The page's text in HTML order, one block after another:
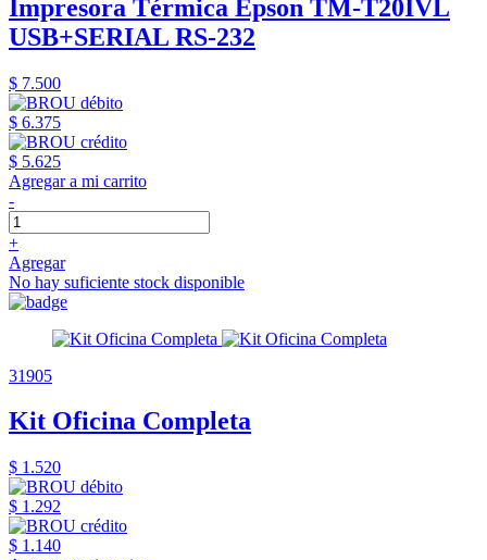
Impresora Térmica Epson TM-T20IVL
USB+SERIAL RS-232
$ 7.500
$ 6.375
$ 5.625
Agregar a mi carrito
-
+
Agregar
No hay suficiente stock disponible
31905
Kit Oficina Completa
$ 1.520
$ 1.292
$ 1.140